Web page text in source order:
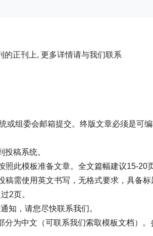
正刊上, 更多详情请与我们联系
或组委会邮箱提交。终版文章必须是可
稿系统。
照此模板准备文章。全文篇幅建议15-20
稿需使用英文书写，无格式要求，具备标
2页。
知，请您尽快联系我们。
为中文（可联系我们索取模板文档）。